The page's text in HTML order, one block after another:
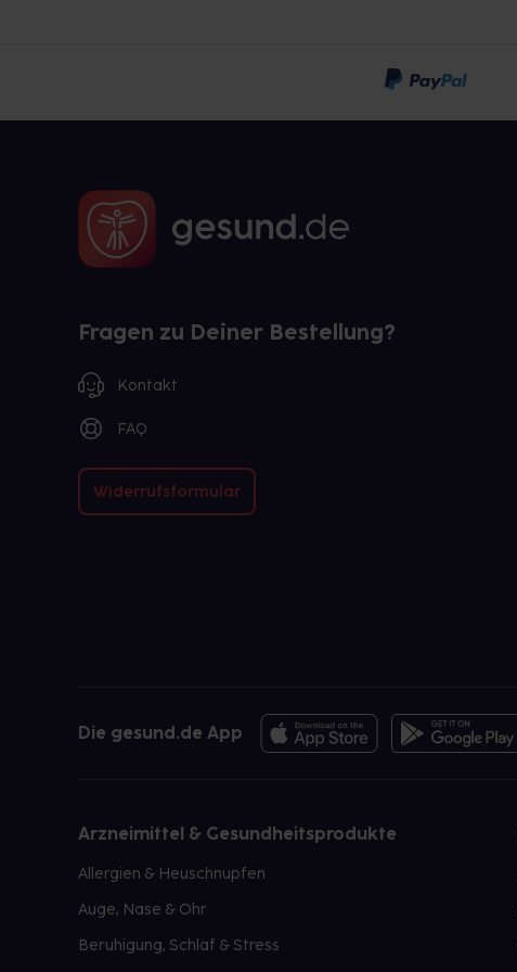
Fragen zu Deiner Bestellung?
Kontakt
FAQ
Widerrufsformular
Die gesund.de App
Arzneimittel & Gesundheitsprodukte
Allergien & Heuschnupfen
Auge, Nase & Ohr
Beruhigung, Schlaf & Stress